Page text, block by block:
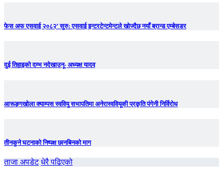
फेस अफ एसवाई २०८२’ सुरु: एसवाई इन्टरटेन्टमेन्टले खोज्दैछ नयाँ ब्रान्ड एम्बेसडर
दुई तिहाइको दम्भ नदेखाउनू- अध्यक्ष यादव
आरूङ्गखोला क्याम्पस स्ववियु सभापतिमा अनेरास्ववियूकी प्रकृति पंगेनी निर्विरोध
तीनकुने घटनाकाे निष्पक्ष छानबिनकाे माग
ताजा अपडेट धेरै पढिएको